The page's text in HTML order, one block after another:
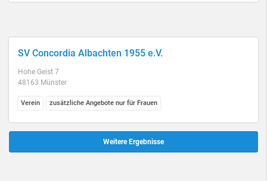
SV Concordia Albachten 1955 e.V.
Hohe Geist 7
48163 Münster
Verein zusätzliche Angebote nur für Frauen
Weitere Ergebnisse